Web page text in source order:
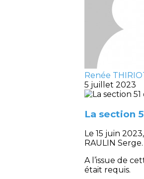
Renée
5 juillet 2023
La section
Le 15 juin
RAULIN Serge.
A l’issue de
était requis.